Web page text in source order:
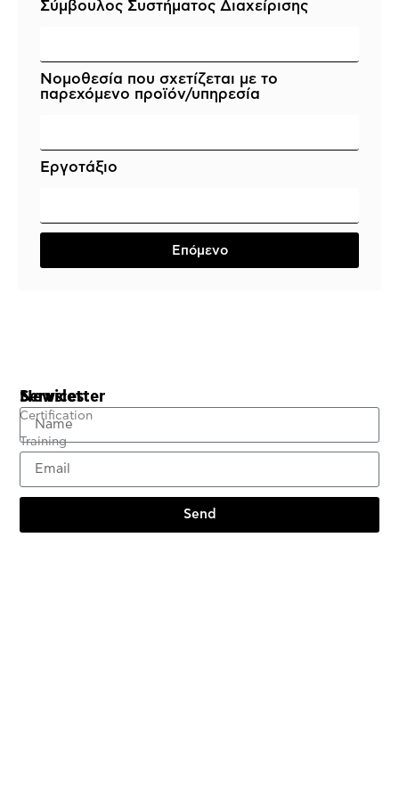
Σύμβουλος Συστήματος Διαχείρισης
Νομοθεσία που σχετίζεται με το
παρεχόμενο προϊόν/υπηρεσία
Εργοτάξιο
Επόμενο
Services
Certification
Training
Newsletter
Send